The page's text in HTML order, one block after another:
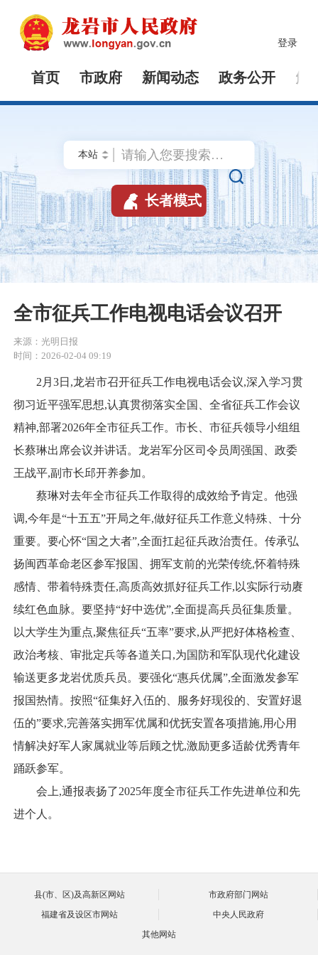
登录
首页 市政府 新闻动态 政务公开 解

 长者模式
全市征兵工作电视电话会议召开
来源：光明日报
时间：2026-02-04 09:19
2月3日,龙岩市召开征兵工作电视电话会议,深入学习贯
彻习近平强军思想,认真贯彻落实全国、全省征兵工作会议
精神,部署2026年全市征兵工作。市长、市征兵领导小组组
长蔡琳出席会议并讲话。龙岩军分区司令员周强国、政委
王战平,副市长邱开养参加。
蔡琳对去年全市征兵工作取得的成效给予肯定。他强
调,今年是“十五五”开局之年,做好征兵工作意义特殊、十分
重要。要心怀“国之大者”,全面扛起征兵政治责任。传承弘
扬闽西革命老区参军报国、拥军支前的光荣传统,怀着特殊
感情、带着特殊责任,高质高效抓好征兵工作,以实际行动赓
续红色血脉。要坚持“好中选优”,全面提高兵员征集质量。
以大学生为重点,聚焦征兵“五率”要求,从严把好体格检查、
政治考核、审批定兵等各道关口,为国防和军队现代化建设
输送更多龙岩优质兵员。要强化“惠兵优属”,全面激发参军
报国热情。按照“征集好入伍的、服务好现役的、安置好退
伍的”要求,完善落实拥军优属和优抚安置各项措施,用心用
情解决好军人家属就业等后顾之忧,激励更多适龄优秀青年
踊跃参军。
会上,通报表扬了2025年度全市征兵工作先进单位和先
进个人。
县(市、区)及高新区网站
市政府部门网站
福建省及设区市网站
中央人民政府
其他网站